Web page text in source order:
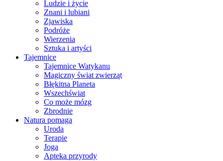
Ludzie i życie
Znani i lubiani
Zjawiska
Podróże
Wierzenia
Sztuka i artyści
Tajemnice
Tajemnice Watykanu
Magiczny świat zwierząt
Błękitna Planeta
Wszechświat
Co może mózg
Zbrodnie
Natura pomaga
Uroda
Terapie
Joga
Apteka przyrody